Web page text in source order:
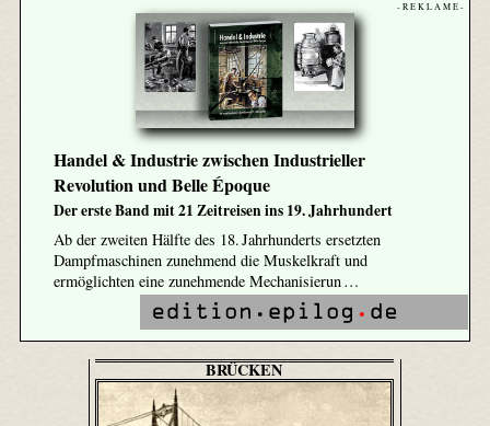
- R E K L A M E -
Handel & Industrie zwischen Industrieller
Revolution und Belle Époque
Der erste Band mit 21 Zeitreisen ins 19. Jahrhundert
Ab der zweiten Hälfte des 18. Jahrhunderts ersetzten
Dampfmaschinen zunehmend die Muskelkraft und
ermöglichten eine zunehmende Mechanisierun …
BRÜCKEN